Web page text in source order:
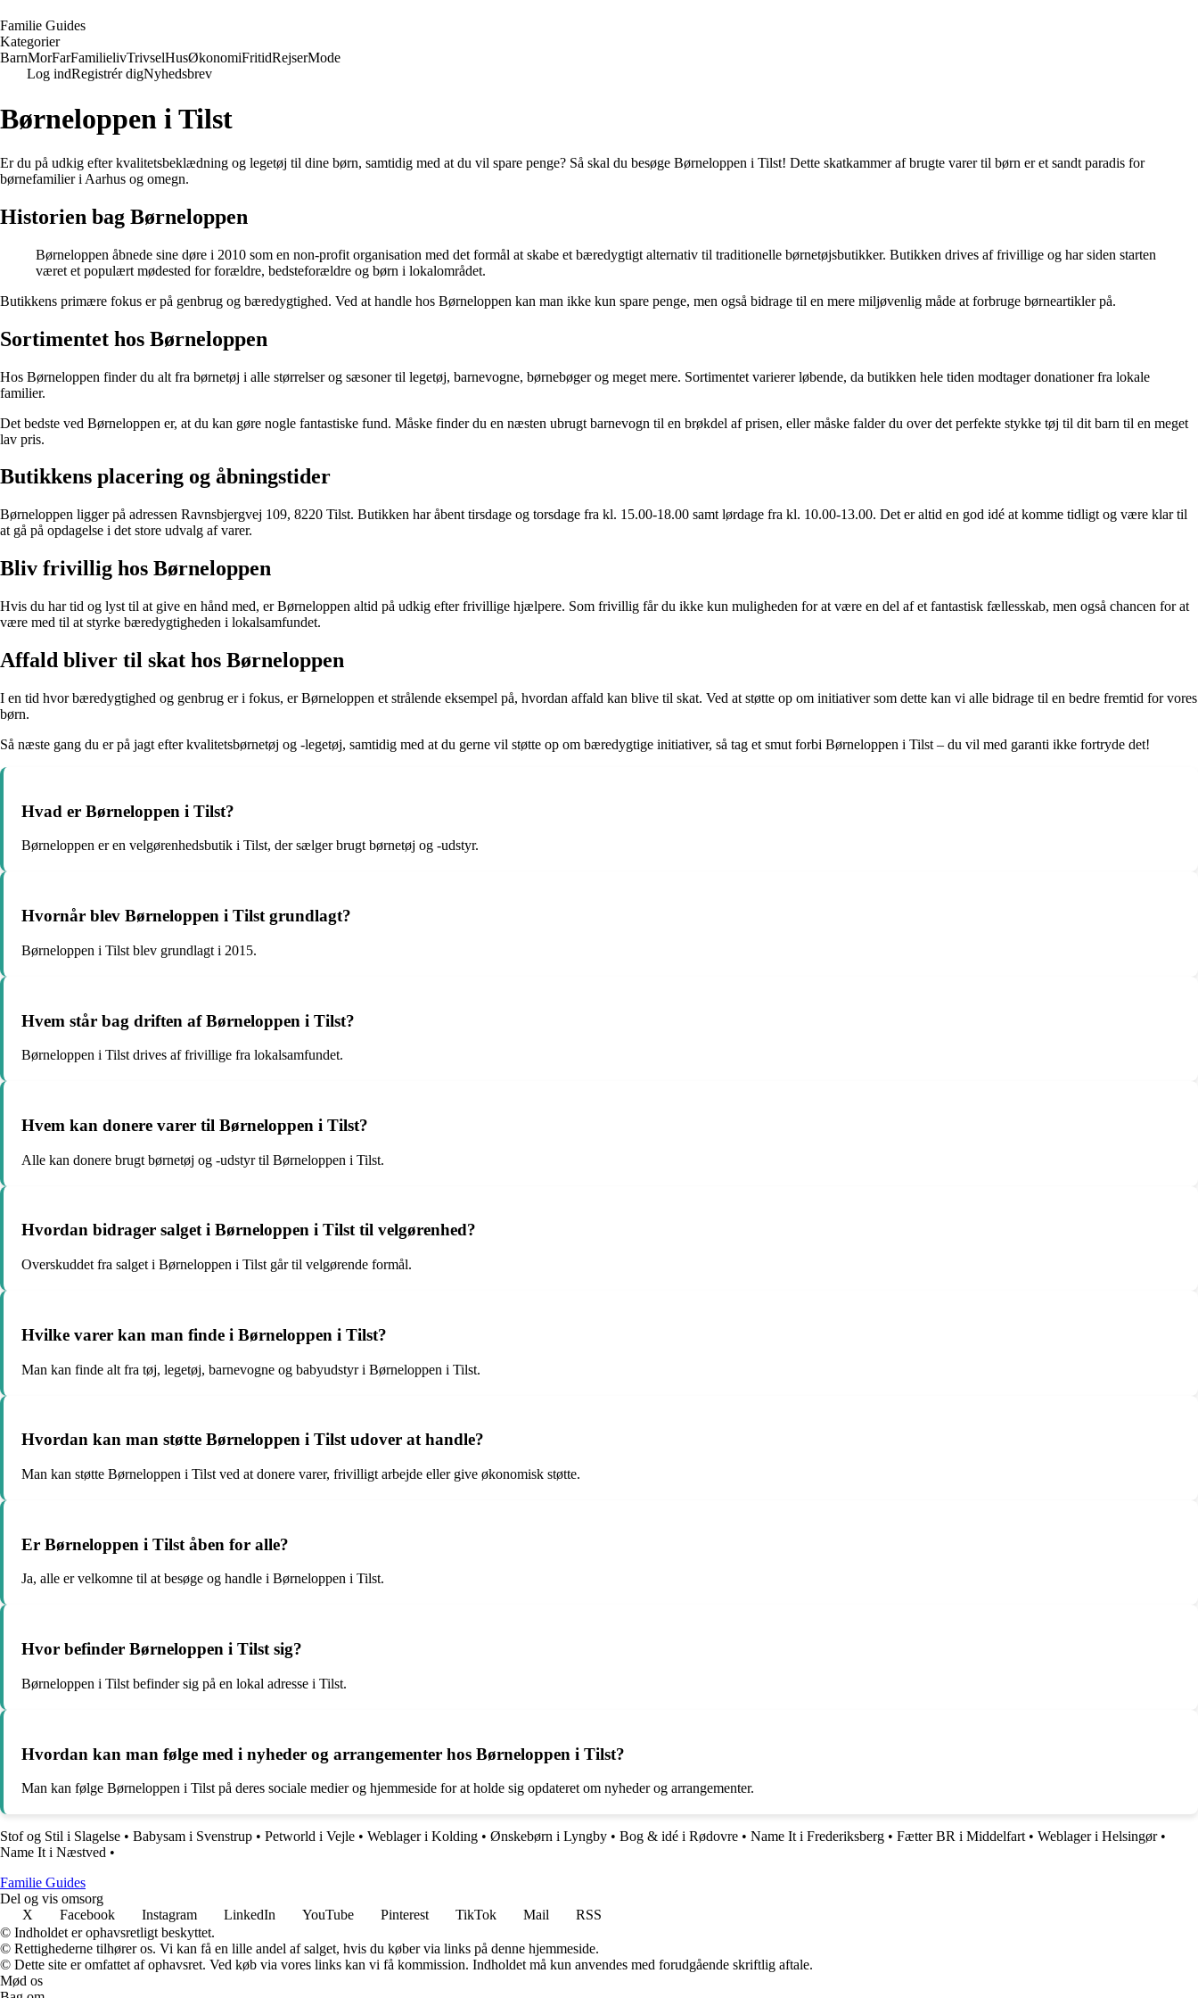
Familie Guides
Kategorier
BarnMorFarFamilielivTrivselHusØkonomiFritidRejserMode
Log indRegistrér digNyhedsbrev
Børneloppen i Tilst
Er du på udkig efter kvalitetsbeklædning og legetøj til dine børn, samtidig med at du vil spare penge? Så skal du besøge Børneloppen i Tilst! Dette skatkammer af brugte varer til børn er et sandt paradis for
børnefamilier i Aarhus og omegn.
Historien bag Børneloppen
Børneloppen åbnede sine døre i 2010 som en non-profit organisation med det formål at skabe et bæredygtigt alternativ til traditionelle børnetøjsbutikker. Butikken drives af frivillige og har siden starten
været et populært mødested for forældre, bedsteforældre og børn i lokalområdet.
Butikkens primære fokus er på genbrug og bæredygtighed. Ved at handle hos Børneloppen kan man ikke kun spare penge, men også bidrage til en mere miljøvenlig måde at forbruge børneartikler på.
Sortimentet hos Børneloppen
Hos Børneloppen finder du alt fra børnetøj i alle størrelser og sæsoner til legetøj, barnevogne, børnebøger og meget mere. Sortimentet varierer løbende, da butikken hele tiden modtager donationer fra lokale
familier.
Det bedste ved Børneloppen er, at du kan gøre nogle fantastiske fund. Måske finder du en næsten ubrugt barnevogn til en brøkdel af prisen, eller måske falder du over det perfekte stykke tøj til dit barn til en meget
lav pris.
Butikkens placering og åbningstider
Børneloppen ligger på adressen Ravnsbjergvej 109, 8220 Tilst. Butikken har åbent tirsdage og torsdage fra kl. 15.00-18.00 samt lørdage fra kl. 10.00-13.00. Det er altid en god idé at komme tidligt og være klar til
at gå på opdagelse i det store udvalg af varer.
Bliv frivillig hos Børneloppen
Hvis du har tid og lyst til at give en hånd med, er Børneloppen altid på udkig efter frivillige hjælpere. Som frivillig får du ikke kun muligheden for at være en del af et fantastisk fællesskab, men også chancen for at
være med til at styrke bæredygtigheden i lokalsamfundet.
Affald bliver til skat hos Børneloppen
I en tid hvor bæredygtighed og genbrug er i fokus, er Børneloppen et strålende eksempel på, hvordan affald kan blive til skat. Ved at støtte op om initiativer som dette kan vi alle bidrage til en bedre fremtid for vores
børn.
Så næste gang du er på jagt efter kvalitetsbørnetøj og -legetøj, samtidig med at du gerne vil støtte op om bæredygtige initiativer, så tag et smut forbi Børneloppen i Tilst – du vil med garanti ikke fortryde det!
Hvad er Børneloppen i Tilst?
Børneloppen er en velgørenhedsbutik i Tilst, der sælger brugt børnetøj og -udstyr.
Hvornår blev Børneloppen i Tilst grundlagt?
Børneloppen i Tilst blev grundlagt i 2015.
Hvem står bag driften af Børneloppen i Tilst?
Børneloppen i Tilst drives af frivillige fra lokalsamfundet.
Hvem kan donere varer til Børneloppen i Tilst?
Alle kan donere brugt børnetøj og -udstyr til Børneloppen i Tilst.
Hvordan bidrager salget i Børneloppen i Tilst til velgørenhed?
Overskuddet fra salget i Børneloppen i Tilst går til velgørende formål.
Hvilke varer kan man finde i Børneloppen i Tilst?
Man kan finde alt fra tøj, legetøj, barnevogne og babyudstyr i Børneloppen i Tilst.
Hvordan kan man støtte Børneloppen i Tilst udover at handle?
Man kan støtte Børneloppen i Tilst ved at donere varer, frivilligt arbejde eller give økonomisk støtte.
Er Børneloppen i Tilst åben for alle?
Ja, alle er velkomne til at besøge og handle i Børneloppen i Tilst.
Hvor befinder Børneloppen i Tilst sig?
Børneloppen i Tilst befinder sig på en lokal adresse i Tilst.
Hvordan kan man følge med i nyheder og arrangementer hos Børneloppen i Tilst?
Man kan følge Børneloppen i Tilst på deres sociale medier og hjemmeside for at holde sig opdateret om nyheder og arrangementer.
Stof og Stil i Slagelse • Babysam i Svenstrup • Petworld i Vejle • Weblager i Kolding • Ønskebørn i Lyngby • Bog & idé i Rødovre • Name It i Frederiksberg • Fætter BR i Middelfart • Weblager i Helsingør•
Name It i Næstved •
Familie Guides
Del og vis omsorg
X
Facebook Instagram LinkedIn YouTube Pinterest TikTok Mail
RSS
© Indholdet er ophavsretligt beskyttet.
© Rettighederne tilhører os. Vi kan få en lille andel af salget, hvis du køber via links på denne hjemmeside.
© Dette site er omfattet af ophavsret. Ved køb via vores links kan vi få kommission. Indholdet må kun anvendes med forudgående skriftlig aftale.
Mød os